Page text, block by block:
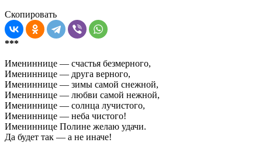
Скопировать
***
Имениннице — счастья безмерного,
Имениннице — друга верного,
Имениннице — зимы самой снежной,
Имениннице — любви самой нежной,
Имениннице — солнца лучистого,
Имениннице — неба чистого!
Имениннице Полине желаю удачи.
Да будет так — а не иначе!